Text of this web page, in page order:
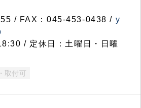
/ FAX：045-453-0438 / y
/ 定休日：土曜日・日曜
取付可